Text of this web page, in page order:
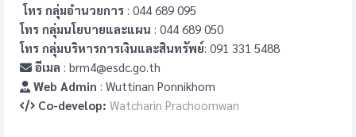
โทร กลุ่มอำนวยการ : 044 689 095
โทร กลุ่มนโยบายและแผน : 044 689 050
โทร กลุ่มบริหารการเงินและสินทรัพย์: 091 331 5488
อีเมล : brm4@esdc.go.th
Web Admin : Wuttinan Ponnikhom
Co-develop: Watcharin Prachoomwan